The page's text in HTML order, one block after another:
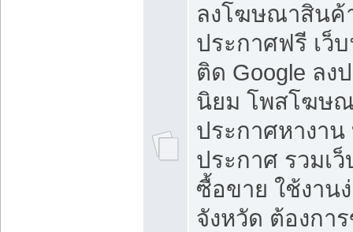
ลงโฆษณาสิน
ประกาศฟรี เว็
ติด Google ลง
นิยม โพสโฆษ
ประกาศหางาน
ประกาศ รวมเ
ซื้อขาย ใช้งาน
จังหวัด ต้องกา